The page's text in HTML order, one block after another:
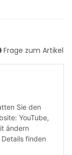
Frage zum Artikel
Sie den
YouTube,
ändern
finden